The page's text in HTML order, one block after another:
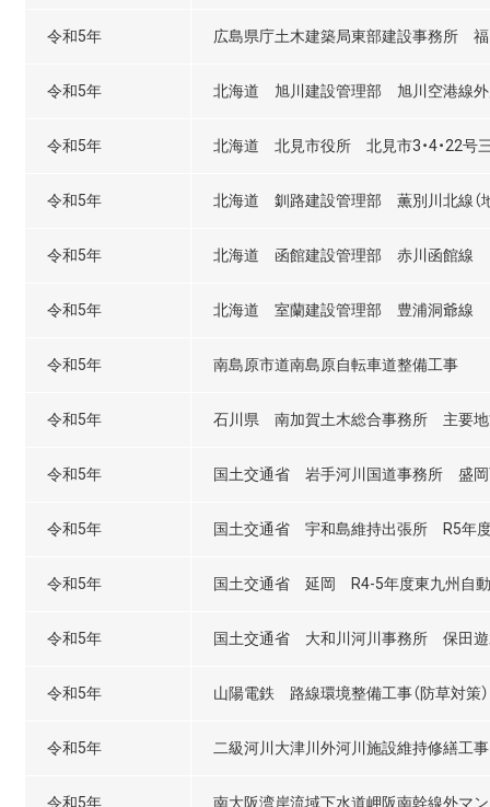
令和5年 広島県庁土木建築局東部建設事務所
令和5年 北海道 旭川建設管理部 旭川空港線外局
令和5年 北海道 北見市役所 北見市3・4・22号
令和5年 北海道 釧路建設管理部 薫別川北線（地
令和5年 北海道 函館建設管理部 赤川函館線
令和5年 北海道 室蘭建設管理部 豊浦洞爺線
令和5年 南島原市道南島原自転車道整備工事
令和5年 石川県 南加賀土木総合事務所 主要地
令和5年 国土交通省 岩手河川国道事務所 盛岡
令和5年 国土交通省 宇和島維持出張所 R5年
令和5年 国土交通省 延岡 R4-5年度東九州自
令和5年 国土交通省 大和川河川事務所 保田遊
令和5年 山陽電鉄 路線環境整備工事（防草対策）
令和5年 二級河川大津川外河川施設維持修繕工事
令和5年 南大阪湾岸流域下水道岬阪南幹線外マン